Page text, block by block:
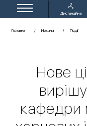
Дистанційне
Головна Новини Події
Нове
кафедри